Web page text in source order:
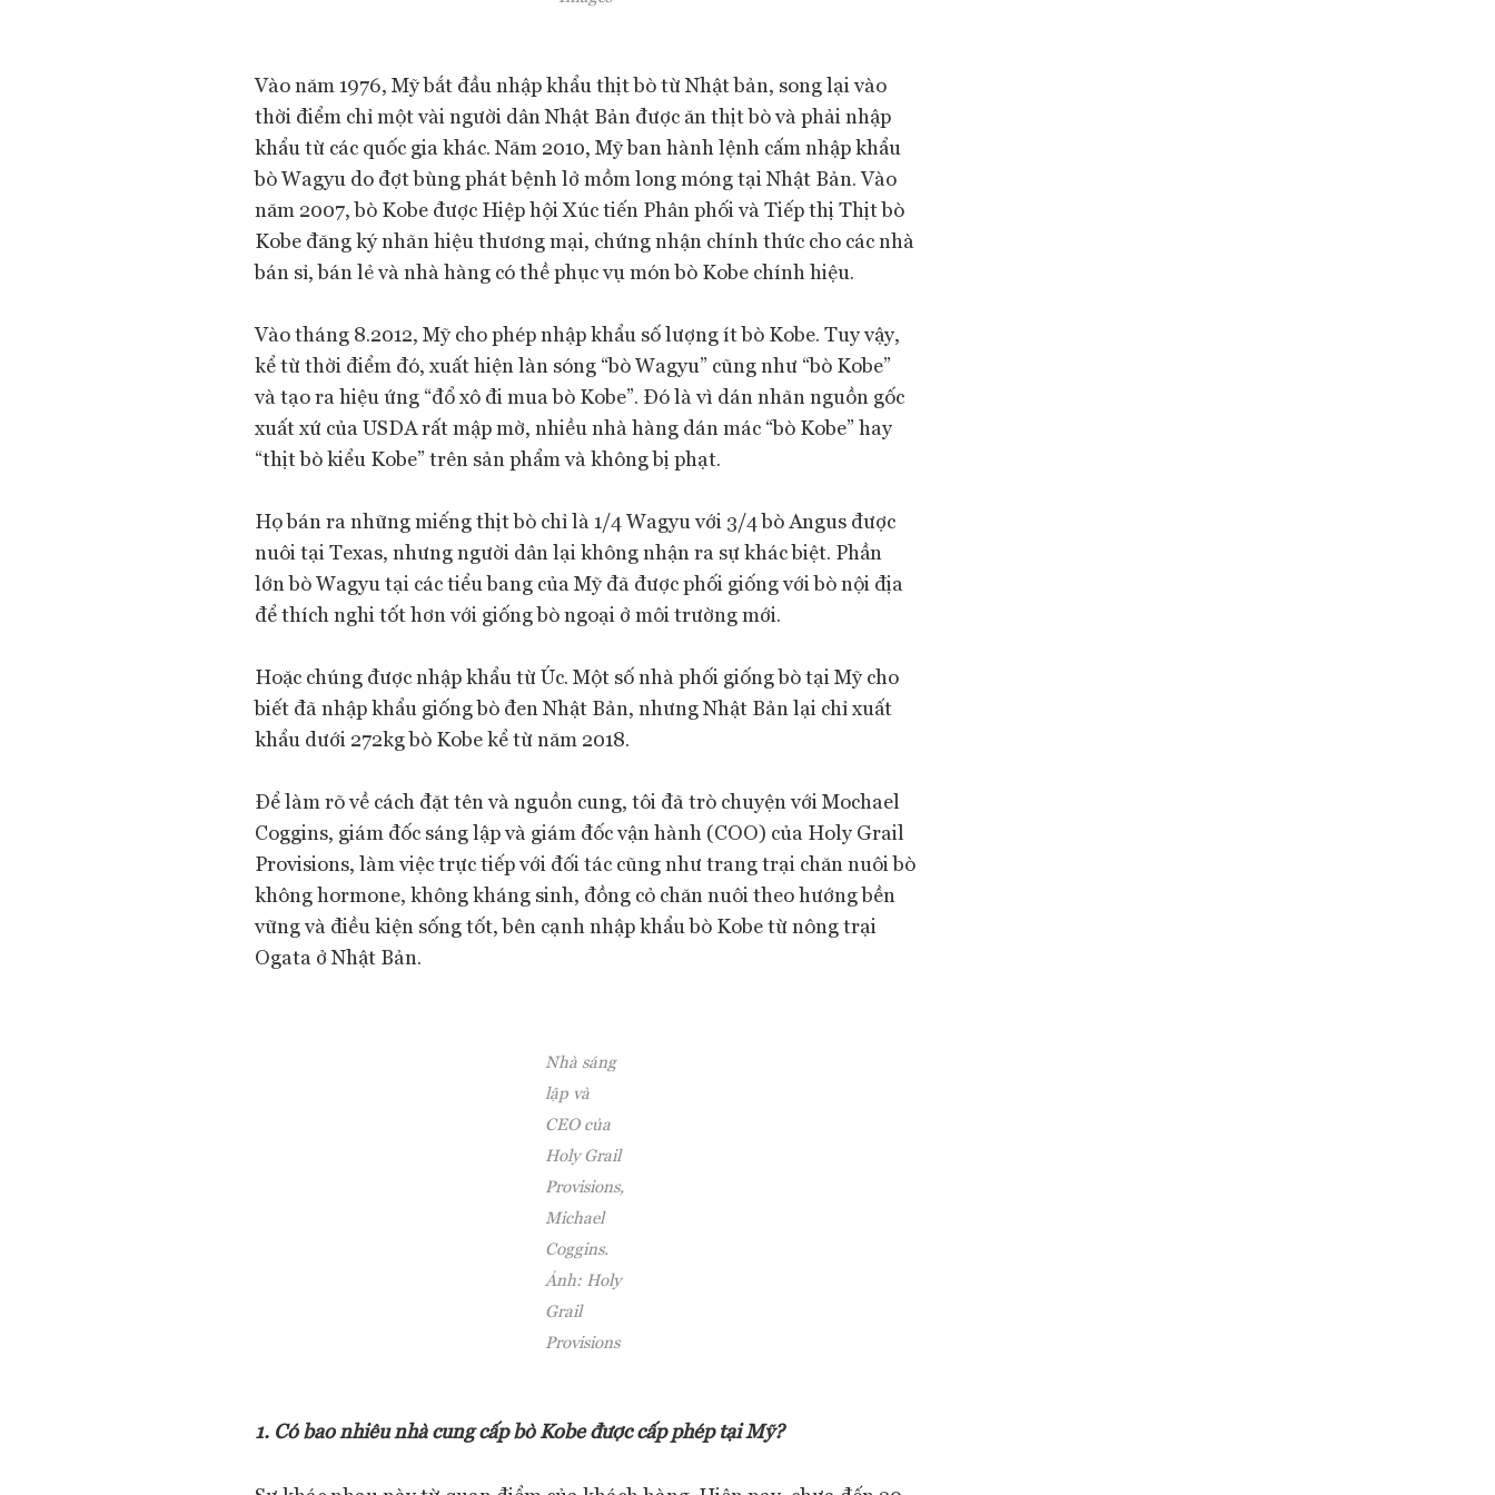
Vào năm 1976, Mỹ bắt đầu nhập khẩu thịt bò từ Nhật bản, song lại vào
thời điểm chỉ một vài người dân Nhật Bản được ăn thịt bò và phải nhập
khẩu từ các quốc gia khác. Năm 2010, Mỹ ban hành lệnh cấm nhập khẩu
bò Wagyu do đợt bùng phát bệnh lở mồm long móng tại Nhật Bản. Vào
năm 2007, bò Kobe được Hiệp hội Xúc tiến Phân phối và Tiếp thị Thịt bò
Kobe đăng ký nhãn hiệu thương mại, chứng nhận chính thức cho các nhà
bán sỉ, bán lẻ và nhà hàng có thề phục vụ món bò Kobe chính hiệu.
Vào tháng 8.2012, Mỹ cho phép nhập khẩu số lượng ít bò Kobe. Tuy vậy,
kể từ thời điểm đó, xuất hiện làn sóng “bò Wagyu” cũng như “bò Kobe”
và tạo ra hiệu ứng “đổ xô đi mua bò Kobe”. Đó là vì dán nhãn nguồn gốc
xuất xứ của USDA rất mập mờ, nhiều nhà hàng dán mác “bò Kobe” hay
“thịt bò kiểu Kobe” trên sản phẩm và không bị phạt.
Họ bán ra những miếng thịt bò chỉ là 1/4 Wagyu với 3/4 bò Angus được
nuôi tại Texas, nhưng người dân lại không nhận ra sự khác biệt. Phần
lớn bò Wagyu tại các tiểu bang của Mỹ đã được phối giống với bò nội địa
để thích nghi tốt hơn với giống bò ngoại ở môi trường mới.
Hoặc chúng được nhập khẩu từ Úc. Một số nhà phối giống bò tại Mỹ cho
biết đã nhập khẩu giống bò đen Nhật Bản, nhưng Nhật Bản lại chỉ xuất
khẩu dưới 272kg bò Kobe kể từ năm 2018.
Để làm rõ về cách đặt tên và nguồn cung, tôi đã trò chuyện với Mochael
Coggins, giám đốc sáng lập và giám đốc vận hành (COO) của Holy Grail
Provisions, làm việc trực tiếp với đối tác cũng như trang trại chăn nuôi bò
không hormone, không kháng sinh, đồng cỏ chăn nuôi theo hướng bền
vững và điều kiện sống tốt, bên cạnh nhập khẩu bò Kobe từ nông trại
Ogata ở Nhật Bản.
Nhà sáng
lập và
CEO của
Holy Grail
Provisions,
Michael
Coggins.
Ảnh: Holy
Grail
Provisions
1. Có bao nhiêu nhà cung cấp bò Kobe được cấp phép tại Mỹ?